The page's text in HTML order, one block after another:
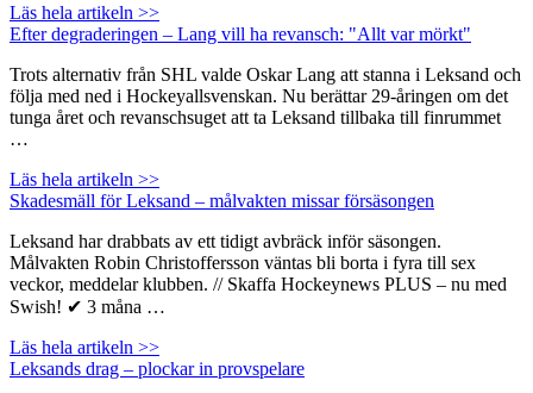
Läs hela artikeln >>
Efter degraderingen – Lang vill ha revansch: "Allt var mörkt"
Trots alternativ från SHL valde Oskar Lang att stanna i Leksand och
följa med ned i Hockeyallsvenskan. Nu berättar 29-åringen om det
tunga året och revanschsuget att ta Leksand tillbaka till finrummet
…
Läs hela artikeln >>
Skadesmäll för Leksand – målvakten missar försäsongen
Leksand har drabbats av ett tidigt avbräck inför säsongen.
Målvakten Robin Christoffersson väntas bli borta i fyra till sex
veckor, meddelar klubben. // Skaffa Hockeynews PLUS – nu med
Swish! ✔ 3 måna …
Läs hela artikeln >>
Leksands drag – plockar in provspelare